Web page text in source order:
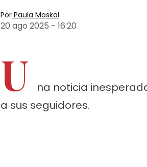
Por Paula Moskal
20 ago 2025 - 16:20
U
na noticia
a sus seguidores.